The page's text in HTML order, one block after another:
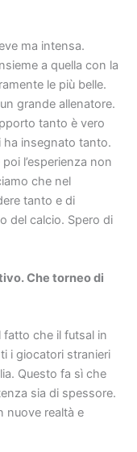
ma intensa.
a quella con la
le più belle.
grande allenatore.
tanto è vero
insegnato tanto.
l’esperienza non
che nel
tanto e di
del calcio. Spero di
Che torneo di
fatto che il futsal in
i giocatori stranieri
Questo fa sì che
sia di spessore.
nuove realtà e